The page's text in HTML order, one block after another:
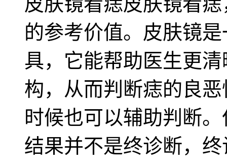
的参考价值。皮肤镜
具，它能帮助医生更
构，从而判断痣的良
时候也可以辅助判断
结果并不是终诊断，